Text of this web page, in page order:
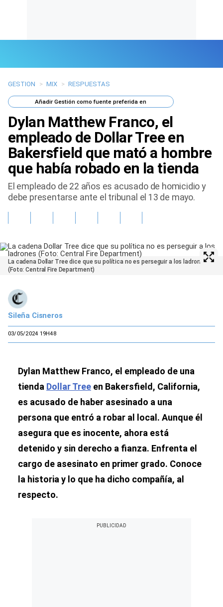
Últimas Noticias
Mi Bolsillo
Respuestas
Gente
Vida Laboral
Tendencias Mix
GESTION > MIX > RESPUESTAS
AñadirGestión como fuente preferida en
Dylan Matthew Franco, el
empleado de Dollar Tree en
Bakersfield que mató a hombre
que había robado en la tienda
El empleado de 22 años es acusado de homicidio y
debe presentarse ante el tribunal el 13 de mayo.
La cadena Dollar Tree dice que su política no es perseguir a los ladrones
(Foto: Central Fire Department)
Sileña Cisneros
03/05/2024 19H48
Dylan Matthew Franco, el empleado de una
tienda Dollar Tree en Bakersfield, California,
es acusado de haber asesinado a una
persona que entró a robar al local. Aunque él
asegura que es inocente, ahora está
detenido y sin derecho a fianza. Enfrenta el
cargo de asesinato en primer grado. Conoce
la historia y lo que ha dicho compañía, al
respecto.